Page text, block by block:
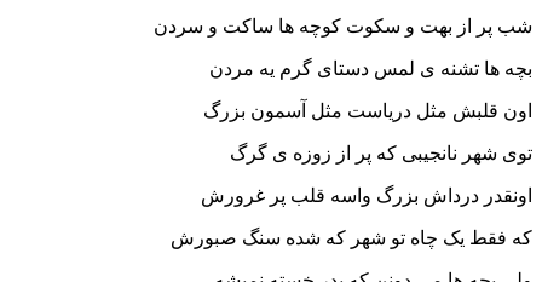
شب پر از بهت و سکوت کوچه ها ساکت و سردن
بچه ها تشنه ی لمس دستای گرم یه مردن
اون قلبش مثل دریاست مثل آسمون بزرگ
توی شهر نانجیبی که پر از زوزه ی گرگ
اونقدر درداش بزرگ واسه قلب پر غرورش
که فقط یک چاه تو شهر که شده سنگ صبورش